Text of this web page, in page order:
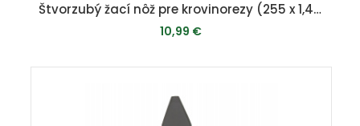
Štvorzubý žací nôž pre krovinorezy (255 x 1,4 x 25,4 mm)
10,99 €